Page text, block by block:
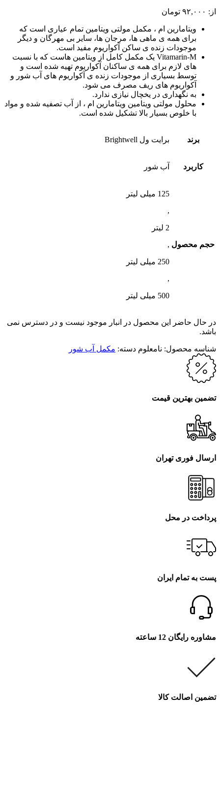
از: ۹۲,۰۰۰ تومان
ویتامارین ام ، مکمل مولتی ویتامین تمام عیاری است که
برای همه ی ماهی ها، مرجان ها، سایر بی مهرگان و دیگر
موجودات زنده ی ساکن آکواریوم مفید است.
Vitamarin-M یک مکمل کامل از ویتامین هاست که با نسبت
های لازم برای همه ی ساکنان آکواریوم تهیه شده است و
توسط بسیاری از موجودات زنده ی آکواریوم های آب شور و
آکواریوم های ریف مصرف می شود.
به نگهداری در یخچال نیازی ندارد.
محلول مولتی ویتامین ویتامارین ام ، از آب تصفیه شده و مواد
با خلوص بسیار بالا تشکیل شده است.
برند برایت ول Brightwell
کاربرد آب شور
حجم محصول
125 میلی لیتر
,
2 لیتر
,
250 میلی لیتر
,
500 میلی لیتر
در حال حاضر این محصول در انبار موجود نیست و در دسترس نمی
باشد.
شناسه محصول: نامعلوم دسته: مکمل آب شور
تضمین بهترین قیمت
ارسال فوری تهران
پرداخت در محل
پست به تمام ایران
مشاوره رایگان 12 ساعته
تضمین اصالت کالا